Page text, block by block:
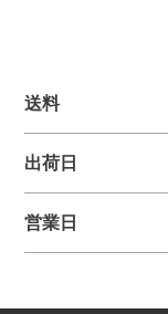
送料
出荷日
営業日